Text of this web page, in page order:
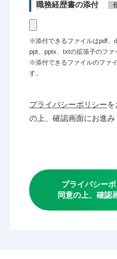
職務経歴書の添付
※添付できるファイルはpdf、
ppt、pptx、txtの拡張子のファ
※添付できるファイルのファ
す。
プライバシーポリシー
の上、確認画面にお進み
プライバシー
同意の上、確認